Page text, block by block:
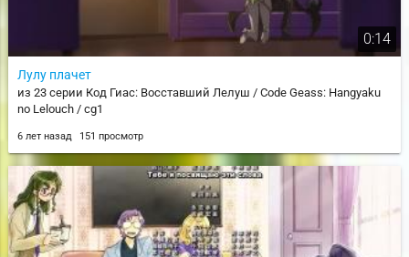
0:14
Лулу плачет
из 23 серии Код Гиас: Восставший Лелуш / Code Geass: Hangyaku
no Lelouch / cg1
6 лет назад 151 просмотр